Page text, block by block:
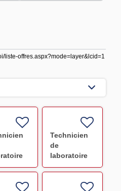
liste-offres.aspx?mode=layer&lcid=1
Technicien
de
laboratoire
IH/DD
Hautepierre